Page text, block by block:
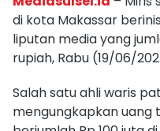
di kota Makassar
liputan media yang
rupiah, Rabu (19/06/
Salah satu ahli waris
mengungkapkan